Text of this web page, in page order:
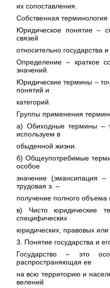
их сопоставления.
Собственная терминология
Юридическое понятие –
связей
относительно государства
Определение – краткое
значений.
Юридические термины –
понятий и
категорий.
Группы применения
а) Обиходные термины –
используем в
обыденной жизни.
б) Общеупотребимые
особое
значение (эмансипация
трудовая э. –
получение полного объема
в) Чисто юридические
специфических
юридических, правовых
3. Понятие государства и
Государство – это
распространяющая ее
на всю территорию и
велений